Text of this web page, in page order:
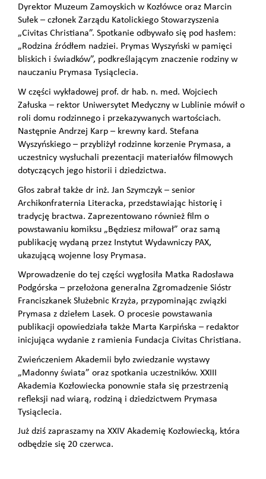
Dyrektor Muzeum Zamoyskich w Kozłówce oraz Marcin
Sułek – członek Zarządu Katolickiego Stowarzyszenia
„Civitas Christiana”. Spotkanie odbywało się pod hasłem:
„Rodzina źródłem nadziei. Prymas Wyszyński w pamięci
bliskich i świadków”, podkreślającym znaczenie rodziny w
nauczaniu Prymasa Tysiąclecia.
W części wykładowej prof. dr hab. n. med. Wojciech
Załuska – rektor Uniwersytet Medyczny w Lublinie mówił o
roli domu rodzinnego i przekazywanych wartościach.
Następnie Andrzej Karp – krewny kard. Stefana
Wyszyńskiego – przybliżył rodzinne korzenie Prymasa, a
uczestnicy wysłuchali prezentacji materiałów filmowych
dotyczących jego historii i dziedzictwa.
Głos zabrał także dr inż. Jan Szymczyk – senior
Archikonfraternia Literacka, przedstawiając historię i
tradycję bractwa. Zaprezentowano również film o
powstawaniu komiksu „Będziesz miłował” oraz samą
publikację wydaną przez Instytut Wydawniczy PAX,
ukazującą wojenne losy Prymasa.
Wprowadzenie do tej części wygłosiła Matka Radosława
Podgórska – przełożona generalna Zgromadzenie Sióstr
Franciszkanek Służebnic Krzyża, przypominając związki
Prymasa z dziełem Lasek. O procesie powstawania
publikacji opowiedziała także Marta Karpińska – redaktor
inicjująca wydanie z ramienia Fundacja Civitas Christiana.
Zwieńczeniem Akademii było zwiedzanie wystawy
„Madonny świata” oraz spotkania uczestników. XXIII
Akademia Kozłowiecka ponownie stała się przestrzenią
refleksji nad wiarą, rodziną i dziedzictwem Prymasa
Tysiąclecia.
Już dziś zapraszamy na XXIV Akademię Kozłowiecką, która
odbędzie się 20 czerwca.